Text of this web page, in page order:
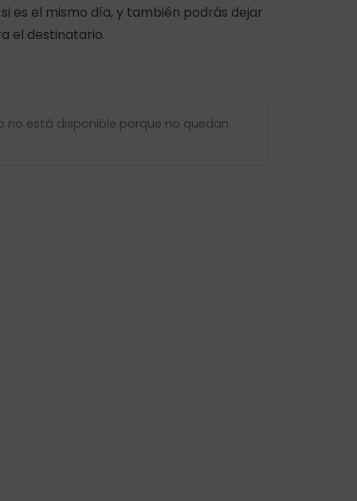
es el mismo día, y también podrás dejar
el destinatario.
no está disponible porque no quedan